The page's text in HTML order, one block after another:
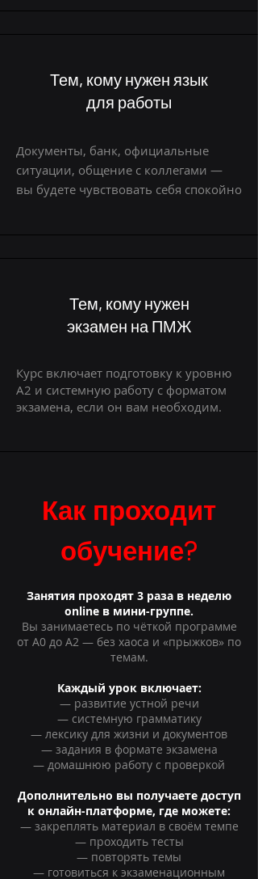
Тем, кому нужен язык
для работы
Документы, банк, официальные
ситуации, общение с коллегами —
вы будете чувствовать себя спокойно
Тем, кому нужен
экзамен на ПМЖ
Курс включает подготовку к уровню
A2 и системную работу с форматом
экзамена, если он вам необходим.
Как проходит
обучение?
Занятия проходят 3 раза в неделю
online в мини-группе.
Вы занимаетесь по чёткой программе
от A0 до A2 — без хаоса и «прыжков» по
темам.
Каждый урок включает:
— развитие устной речи
— системную грамматику
— лексику для жизни и документов
— задания в формате экзамена
— домашнюю работу с проверкой
Дополнительно вы получаете доступ
к онлайн-платформе, где можете:
— закреплять материал в своём темпе
— проходить тесты
— повторять темы
— готовиться к экзаменационным